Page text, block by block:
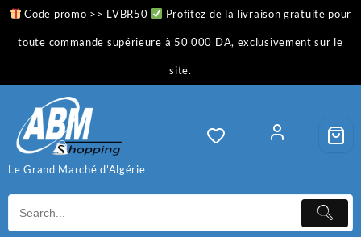
Skip
content
Code promo >> LVBR50 Profitez de la livraison gratuite pour
toute commande supérieure à 50 000 DA, exclusivement sur le
site.
Le Grand Marché d'Algérie